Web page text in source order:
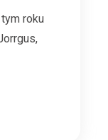
roku